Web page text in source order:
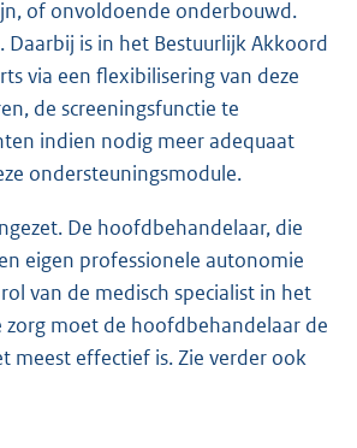
of onvoldoende onderbouwd.
Daarbij is in het Bestuurlijk Akkoord
via een flexibilisering van deze
de screeningsfunctie te
indien nodig meer adequaat
ondersteuningsmodule.
De hoofdbehandelaar, die
eigen professionele autonomie
van de medisch specialist in het
zorg moet de hoofdbehandelaar de
meest effectief is. Zie verder ook